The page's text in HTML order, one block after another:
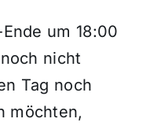
um 18:00
nicht
Tag noch
möchten,